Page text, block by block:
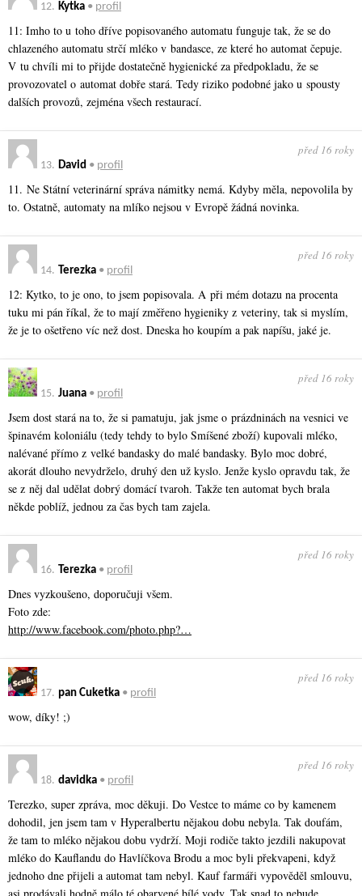
12. Kytka • profil
11: Imho to u toho dříve popisovaného automatu funguje tak, že se do
chlazeného automatu strčí mléko v bandasce, ze které ho automat čepuje.
V tu chvíli mi to přijde dostatečně hygienické za předpokladu, že se
provozovatel o automat dobře stará. Tedy riziko podobné jako u spousty
dalších provozů, zejména všech restaurací.
13. David • profil
před 16 roky
11. Ne Státní veterinární správa námitky nemá. Kdyby měla, nepovolila by
to. Ostatně, automaty na mlíko nejsou v Evropě žádná novinka.
14. Terezka • profil
před 16 roky
12: Kytko, to je ono, to jsem popisovala. A při mém dotazu na procenta
tuku mi pán říkal, že to mají změřeno hygieniky z veteriny, tak si myslím,
že je to ošetřeno víc než dost. Dneska ho koupím a pak napíšu, jaké je.
15. Juana • profil
před 16 roky
Jsem dost stará na to, že si pamatuju, jak jsme o prázdninách na vesnici ve
špinavém koloniálu (tedy tehdy to bylo Smíšené zboží) kupovali mléko,
nalévané přímo z velké bandasky do malé bandasky. Bylo moc dobré,
akorát dlouho nevydrželo, druhý den už kyslo. Jenže kyslo opravdu tak, že
se z něj dal udělat dobrý domácí tvaroh. Takže ten automat bych brala
někde poblíž, jednou za čas bych tam zajela.
16. Terezka • profil
před 16 roky
Dnes vyzkoušeno, doporučuji všem.
Foto zde:
http://www.facebook.com/photo.php?…
17. pan Cuketka • profil
před 16 roky
wow, díky! ;)
18. davidka • profil
před 16 roky
Terezko, super zpráva, moc děkuji. Do Vestce to máme co by kamenem
dohodil, jen jsem tam v Hyperalbertu nějakou dobu nebyla. Tak doufám,
že tam to mléko nějakou dobu vydrží. Moji rodiče takto jezdili nakupovat
mléko do Kauflandu do Havlíčkova Brodu a moc byli překvapeni, když
jednoho dne přijeli a automat tam nebyl. Kauf farmáři vypověděl smlouvu,